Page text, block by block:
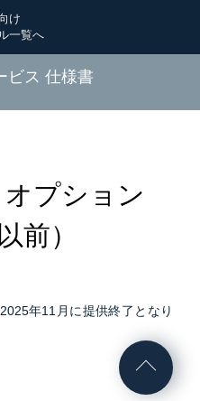
け
一覧へ
ビス 仕様書
プション
前）
年11月に提供終了となり